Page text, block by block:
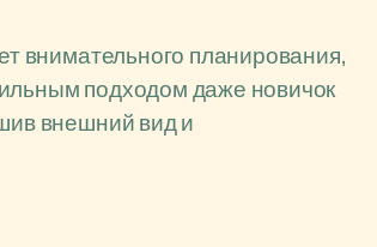
внимательного планирования,
подходом даже новичок
внешний вид и